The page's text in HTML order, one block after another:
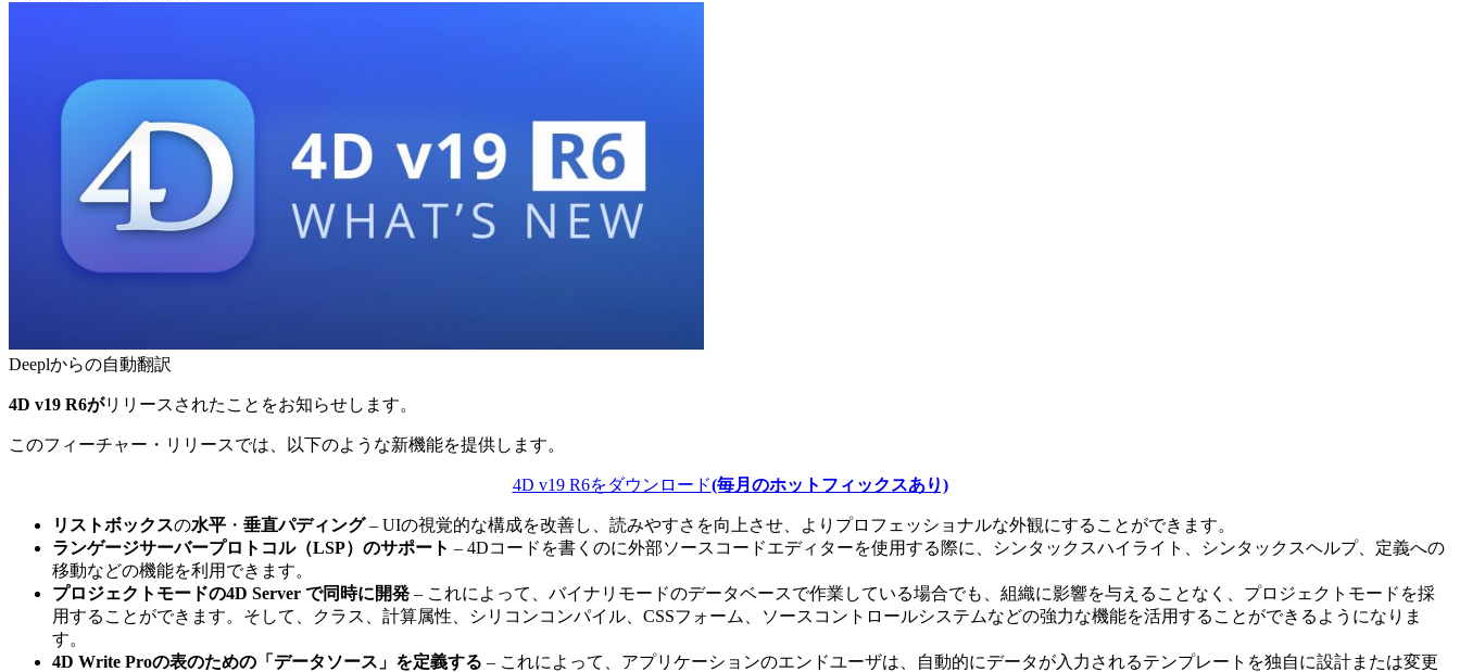
Deeplからの自動翻訳
4D v19 R6がリリースされたことをお知らせします。
このフィーチャー・リリースでは、以下のような新機能を提供します。
4D v19 R6をダウンロード(毎月のホットフィックスあり)
リストボックスの水平 ・ 垂直パディング– UIの視覚的な構成を改善し、読みやすさを向上させ、よりプロフェッショナルな外観にすることができます。
ランゲージサーバープロトコル（LSP）のサポート – 4Dコードを書くのに外部ソースコードエディターを使用する際に、シンタックスハイライト、シンタックスヘルプ、定義への
移動などの機能を利用できます。
プロジェクトモードの4D Server で同時に開発 – これによって、バイナリモードのデータベースで作業している場合でも、組織に影響を与えることなく、プロジェクトモードを採
用することができます。そして、クラス、計算属性、シリコンコンパイル、CSSフォーム、ソースコントロールシステムなどの強力な機能を活用することができるようになりま
す。
4D Write Proの表のための「データソース」を定義する – これによって、アプリケーションのエンドユーザは、自動的にデータが入力されるテンプレートを独自に設計または変更